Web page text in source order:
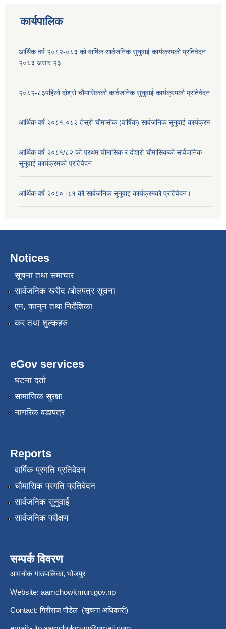
कार्यपालिक
आर्थिक वर्ष २०८२-०८३ को वार्षिक सार्वजनिक सुनुवाई कार्यक्रमको प्रतिवेदन
२०८३ असार २३
२०८२-८३पहिलो दोश्रो चौमासिकको कार्वजनिक सुनुवाई कार्यक्रमको प्रतिवेदन
आर्थिक वर्ष २०८१-०८२ तेस्रो चौमासीक (वार्षिक) सार्वजनिक सुनुवाई कार्यक्रम
आर्थिक वर्ष २०८१/८२ को प्रथम चौमासिक र दोश्रो चौमासिकको सार्वजनिक
सुनुवाई कार्यक्रमको प्रतिवेदन
आर्थिक वर्ष २०८०।८१ को सार्वजनिक सुनुवाइ कार्यक्रमको प्रतिवेदन।
Notices
सूचना तथा समाचार
सार्वजनिक खरीद /बोलपत्र सूचना
एन, कानुन तथा निर्देशिका
कर तथा शुल्कहरु
eGov services
घटना दर्ता
सामाजिक सुरक्षा
नागरिक वडापत्र
Reports
वार्षिक प्रगति प्रतिवेदन
चौमासिक प्रगति प्रतिवेदन
सार्वजनिक सुनुवाई
सार्वजनिक परीक्षण
सम्पर्क विवरण
आमचोक गाउपालिका, भोजपुर
Website: aamchowkmun.gov.np
Contact: गिरीराज पौडेल (सूचना अधिकारी)